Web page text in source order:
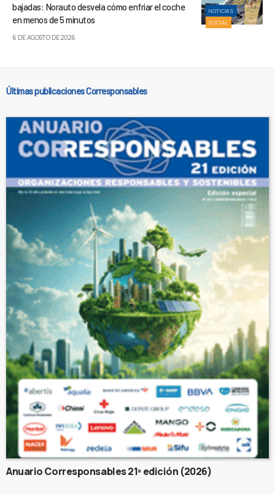
NOTICIAS
SOCIAL
bajadas: Norauto desvela cómo enfriar el coche
en menos de 5 minutos
6 DE AGOSTO DE 2026
Últimas publicaciones Corresponsables
Anuario Corresponsables 21ª edición (2026)